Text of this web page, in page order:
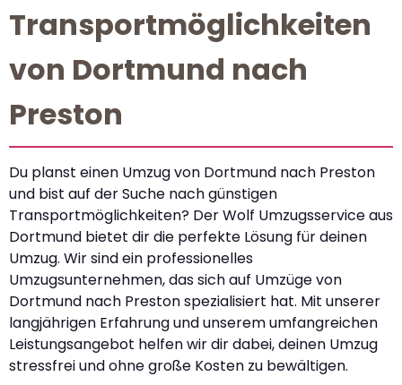
Transportmöglichkeiten
von Dortmund nach
Preston
Du planst einen Umzug von Dortmund nach Preston
und bist auf der Suche nach günstigen
Transportmöglichkeiten? Der Wolf Umzugsservice aus
Dortmund bietet dir die perfekte Lösung für deinen
Umzug. Wir sind ein professionelles
Umzugsunternehmen, das sich auf Umzüge von
Dortmund nach Preston spezialisiert hat. Mit unserer
langjährigen Erfahrung und unserem umfangreichen
Leistungsangebot helfen wir dir dabei, deinen Umzug
stressfrei und ohne große Kosten zu bewältigen.